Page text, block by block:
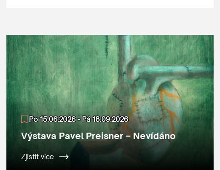
Po 15.06.2026 - Pá 18.09.2026
Výstava Pavel Preisner – Nevídáno
Zjistit více